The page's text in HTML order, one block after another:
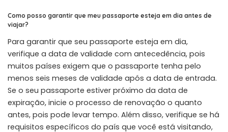
Como posso garantir que meu passaporte esteja em dia antes de
viajar?
Para garantir que seu passaporte esteja em dia,
verifique a data de validade com antecedência, pois
muitos países exigem que o passaporte tenha pelo
menos seis meses de validade após a data de entrada.
Se o seu passaporte estiver próximo da data de
expiração, inicie o processo de renovação o quanto
antes, pois pode levar tempo. Além disso, verifique se há
requisitos específicos do país que você está visitando,